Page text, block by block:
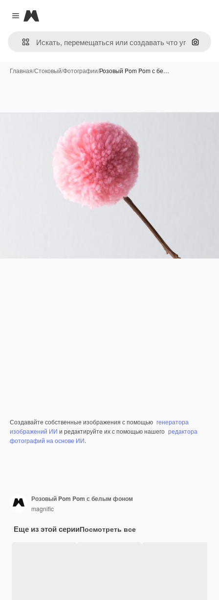
Close menu
Magnific
Поиск
Главная/Стоковый/Фотографии/Розовый Pom Pom с бе…
Создавайте собственные изображения с помощью генератора
изображений ИИ и редактируйте их с помощью нашего редактора
фотографий на основе ИИ.
Розовый Pom Pom с белым фоном
magnific
Еще из этой серииПосмотреть все